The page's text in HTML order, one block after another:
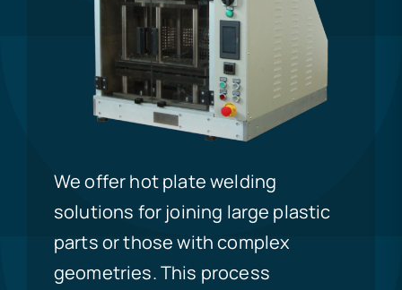
We offer hot plate welding
solutions for joining large plastic
parts or those with complex
geometries. This process